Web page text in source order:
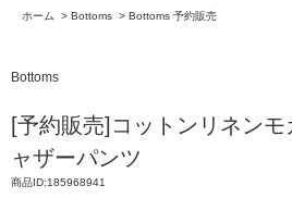
ホーム > Bottoms > Bottoms 予約販売
Bottoms
[予約販売]コットンリネン
ャザーパンツ
商品ID:185968941